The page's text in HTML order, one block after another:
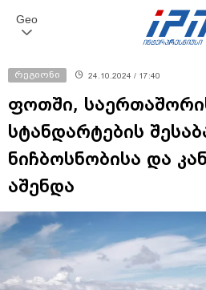
Geo
რეგიონი 24.10.2024 / 17:40
ფოთში,
სტანდარტების
ნიჩბოსნობისა და
აშენდა